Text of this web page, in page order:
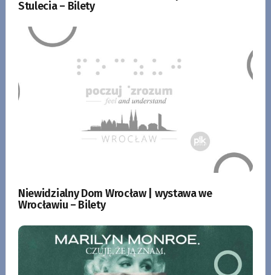
Stulecia – Bilety
Niewidzialny Dom Wrocław | wystawa we
Wrocławiu – Bilety